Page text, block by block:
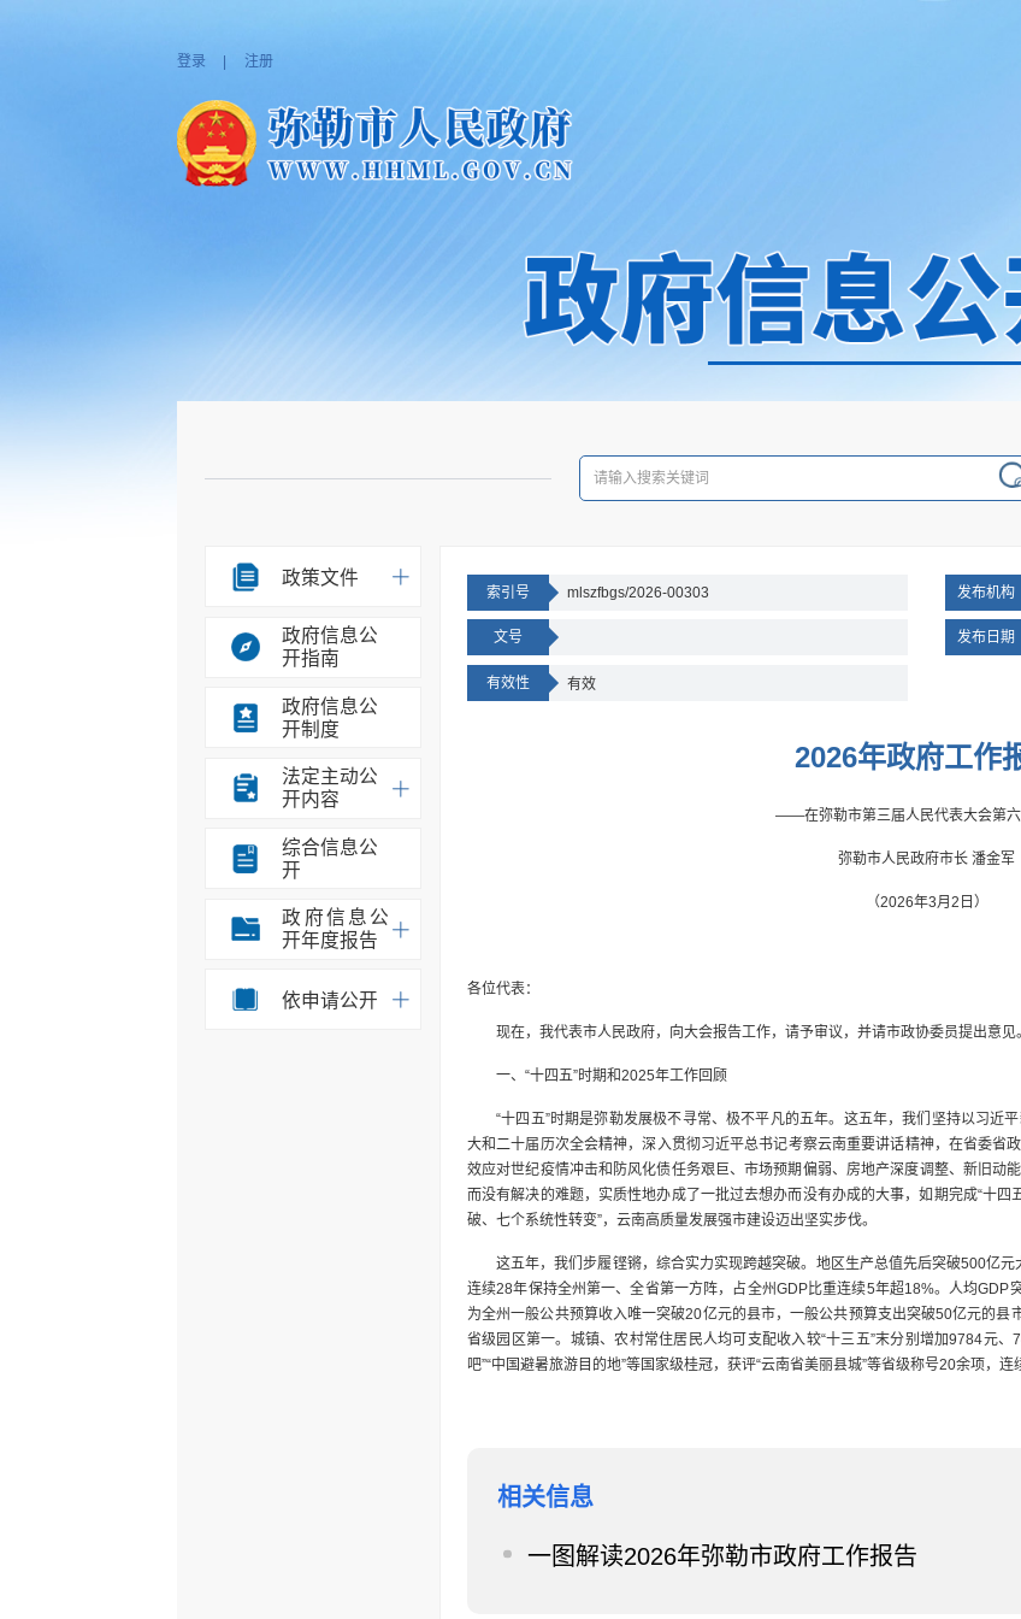
登录 注册
政策文件
政府信息公
开指南
政府信息公
开制度
法定主动公
开内容
综合信息公
开
政府信息公
开年度报告
依申请公开
索引号 mlszfbgs/2026-00303 发布机构
文号 发布日期
有效性 有效
2026年政府工作
——在弥勒市第三届人民代表大会第
弥勒市人民政府市长 潘金军
（2026年3月2日）
各位代表：
现在，我代表市人民政府，向大会报告工作，请予审议，并请市政协委员提出意见。
一、“十四五”时期和2025年工作回顾
“十四五”时期是弥勒发展极不寻常、极不平凡的五年。这五年，我们坚持以习近
大和二十届历次全会精神，深入贯彻习近平总书记考察云南重要讲话精神，在省委省
效应对世纪疫情冲击和防风化债任务艰巨、市场预期偏弱、房地产深度调整、新旧动
而没有解决的难题，实质性地办成了一批过去想办而没有办成的大事，如期完成“十
破、七个系统性转变”，云南高质量发展强市建设迈出坚实步伐。
这五年，我们步履铿锵，综合实力实现跨越突破。地区生产总值先后突破500亿
连续28年保持全州第一、全省第一方阵，占全州GDP比重连续5年超18%。人均
为全州一般公共预算收入唯一突破20亿元的县市，一般公共预算支出突破50亿元的
省级园区第一。城镇、农村常住居民人均可支配收入较“十三五”末分别增加9784元
吧”“中国避暑旅游目的地”等国家级桂冠，获评“云南省美丽县城”等省级称号20余项，连
中位列全省第十、全州第一，非烟“五上”企业达43户，较“十三五”末增加32户。云南
地，低空制造业产值完成3.7亿元，出口创汇1228万美元。坚持“用客源地思维讲好目
入选“全国县域旅游发展潜力百佳县市”。
相关信息
一图解读2026年弥勒市政府工作报告